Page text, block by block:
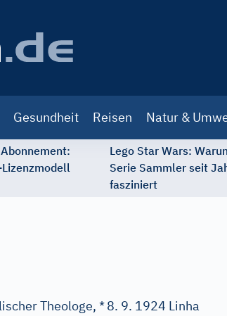
Gesundheit Reisen Natur &
Lego Star Wars:
Serie Sammler seit
fasziniert
Theologe, *8. 9. 1924 Linha